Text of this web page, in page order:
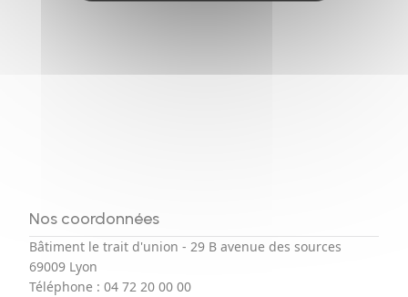
Nos coordonnées
Bâtiment le trait d'union - 29 B avenue des sources
69009 Lyon
Téléphone : 04 72 20 00 00